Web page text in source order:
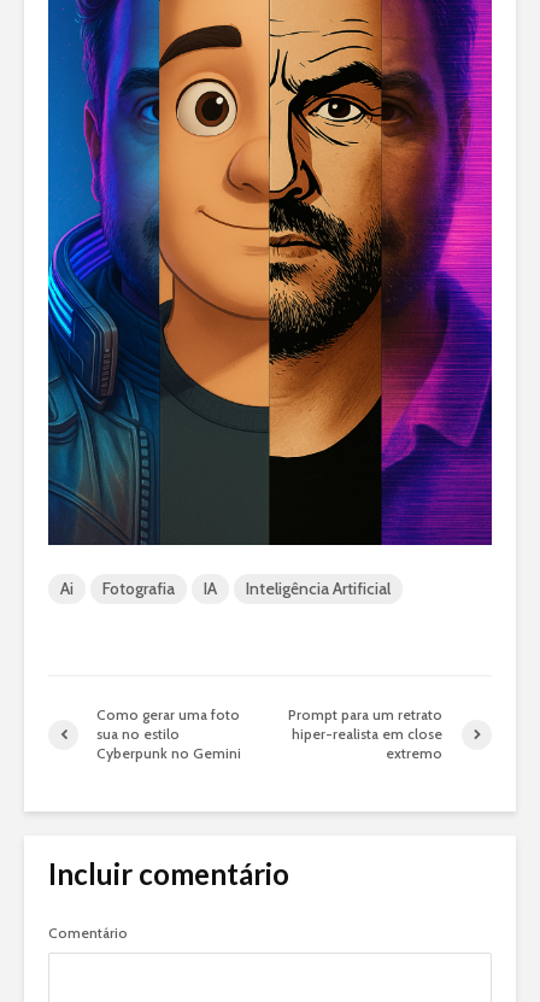
Ai Fotografia IA Inteligência Artificial
Como gerar uma foto
sua no estilo
Cyberpunk no Gemini
Prompt para um retrato
hiper-realista em close
extremo
Incluir comentário
Comentário